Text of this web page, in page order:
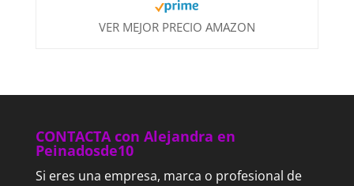
VER MEJOR PRECIO AMAZON
CONTACTA con Alejandra en
Peinadosde10
Si eres una empresa, marca o profesional de